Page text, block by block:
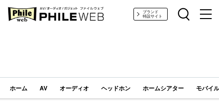
PHILE WEB｜AV/オーディオ/ガジェットブランド
特設サイト
ホーム AV オーディオ ヘッドホン ホームシアター モバイ